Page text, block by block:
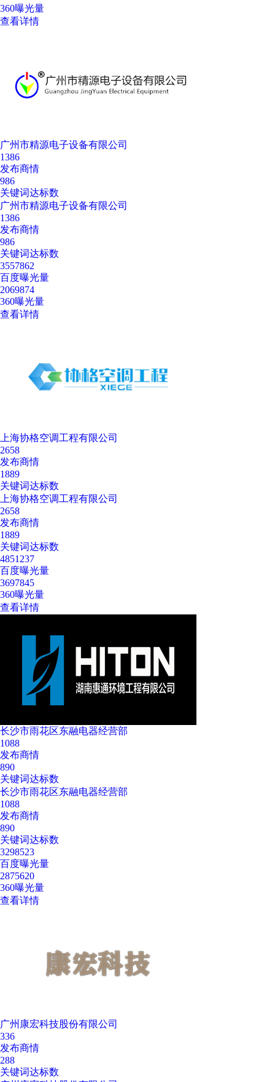
360曝光量
查看详情
广州市精源电子设备有限公司
1386
发布商情
986
关键词达标数
广州市精源电子设备有限公司
1386
发布商情
986
关键词达标数
3557862
百度曝光量
2069874
360曝光量
查看详情
上海协格空调工程有限公司
2658
发布商情
1889
关键词达标数
上海协格空调工程有限公司
2658
发布商情
1889
关键词达标数
4851237
百度曝光量
3697845
360曝光量
查看详情
长沙市雨花区东融电器经营部
1088
发布商情
890
关键词达标数
长沙市雨花区东融电器经营部
1088
发布商情
890
关键词达标数
3298523
百度曝光量
2875620
360曝光量
查看详情
广州康宏科技股份有限公司
336
发布商情
288
关键词达标数